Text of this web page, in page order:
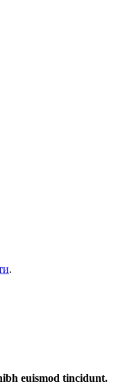
.
euismod tincidunt.